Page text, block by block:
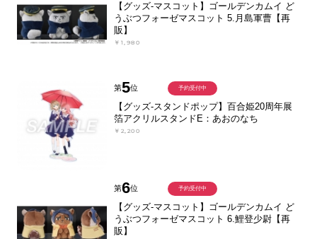
【グッズ-マスコット】ゴールデンカムイ ど
うぶつフォーゼマスコット 5.月島軍曹【再
販】
￥1,980
第5位
【グッズ-スタンドポップ】百合姫20周年展
箔アクリルスタンドE：あおのなち
￥2,200
予約受付中
第6位
【グッズ-マスコット】ゴールデンカムイ ど
うぶつフォーゼマスコット 6.鯉登少尉【再
販】
予約受付中